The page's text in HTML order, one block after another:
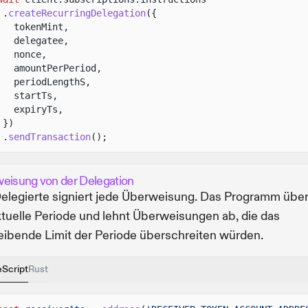
. createRecurringDelegation({
tokenMint,
delegatee,
nonce,
amountPerPeriod,
periodLengthS,
startTs,
expiryTs,
})
. sendTransaction();
von der Delegation
signiert jede Überweisung. Das Programm
Periode und lehnt Überweisungen ab, die das
Limit der Periode überschreiten würden.
Rust